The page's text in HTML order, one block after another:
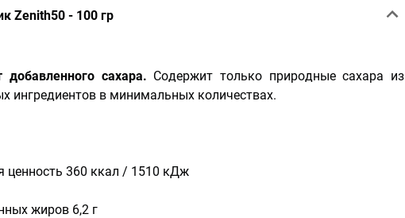
Zenith50 - 100 гр
сахара. Содержит только природные сахара из
ингредиентов в минимальных количествах.
ценность 360 ккал / 1510 кДж
жиров 6,2 г